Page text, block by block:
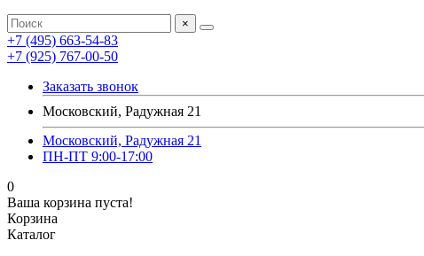
×
+7 (495) 663-54-83
+7 (925) 767-00-50
Заказать звонок
Московский, Радужная 21
Московский, Радужная 21
ПН-ПТ 9:00-17:00
0
Ваша корзина пуста!
Корзина
Каталог